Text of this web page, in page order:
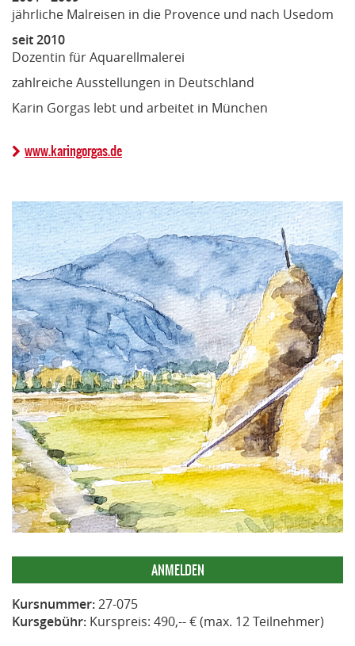
jährliche Malreisen in die Provence und nach Usedom
seit 2010
Dozentin für Aquarellmalerei
zahlreiche Ausstellungen in Deutschland
Karin Gorgas lebt und arbeitet in München
www.karingorgas.de
ANMELDEN
Kursnummer:27-075
Kursgebühr: Kurspreis: 490,-- € (max. 12 Teilnehmer)